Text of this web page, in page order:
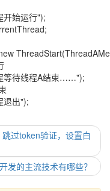
开始运行");
等待线程A结束……");
退出");
过token验证，设置白
发的主流技术有哪些？